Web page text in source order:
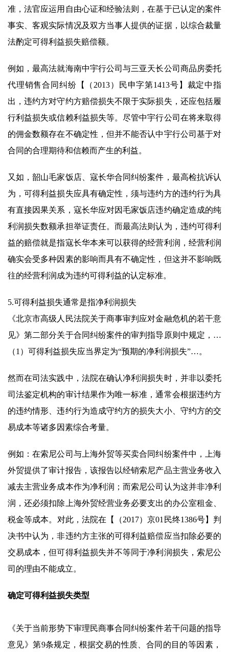
准，法官应运用自由心证和经验法则，在基于已认定的案件
事实、客观实际情况及双方当事人提供的证据，以综合裁量
法酌定可得利益损失赔偿额。
例如，最高法就海南中宇行公司与三亚天长公司商品房委托
代理销售合同纠纷【（2013）民申字第1413号】裁定中指
出，违约方对守约方赔偿损失不限于实际损失，还应包括履
行利益损失或信赖利益损失等。尽管中宇行公司在将来取得
的佣金数额存在不确定性，但并不能否认中宇行公司基于对
合同的合理期待和信赖而产生的利益。
又如，韶山毛家饭店、寇长华合同纠纷案件，最高检抗诉认
为，可得利益损失应具有确定性，须与违约方的违约行为具
有直接因果关系，寇长华应对因毛家饭店违约确定造成的纯
利润损失数额承担举证责任。而最高法则认为，违约可得利
益的赔偿就是指寇长华本来可以获得的经营利润，经营利润
确实会受多种因素的影响而具有不确定性，但这并不影响既
往的经营利润成为违约可得利益的认定标准。
5.可得利益损失通常是指净利润损失
《北京市高级人民法院关于商事审判应对金融危机的若干意
见》第二部分关于合同纠纷案件的审判指导原则中规定，…
（1）可得利益损失应当界定为“预期的净利润损失”…。
然而在司法实践中，法院在确认净利润损失时，并非以委托
司法鉴定机构的审计结果作为唯一标准，通常会根据违约方
的违约情形、违约行为造成守约方的损失大小、守约方的交
易成本等诸多因素综合考量。
例如：在索尼公司与上海外贸等买卖合同纠纷案件中，上海
外贸提供了审计报告，该报告以经销索尼产品主营业务收入
减去主营业务成本作为净利润；而索尼公司认为这并非净利
润，还必须扣除上海外贸经营业务必要支出的办公室租金、
税金等成本。对此，法院在【（2017）京01民终1386号】判
决书中认为，非违约方主张的可得利益赔偿应当扣除必要的
交易成本，但可得利益损失并不等同于净利润损失，索尼公
司的理由不能成立。
确定可得利益损失类型
《关于当前形势下审理民商事合同纠纷案件若干问题的指导
意见》第9条规定，根据交易的性质、合同的目的等因素，